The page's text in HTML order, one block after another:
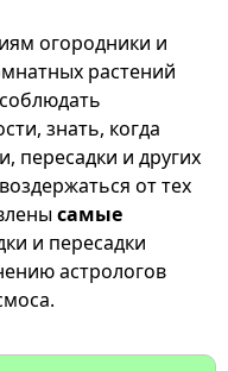
огородники и
растений
знать, когда
пересадки и других
от тех
самые
и пересадки
астрологов